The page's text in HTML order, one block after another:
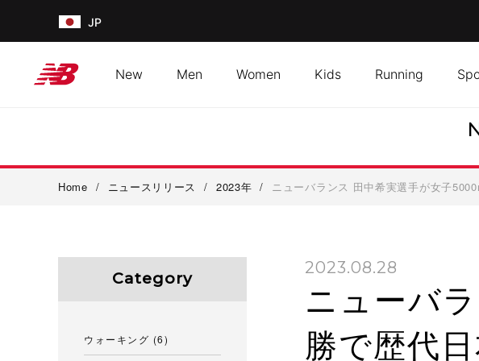
JP
New Men Women Kids Running
Home / ニュースリリース / 2023年 / ニューバランス 田中希実選手が女子
2023.08.28
ニューバ
勝で歴代
Category
ウォーキング (6)